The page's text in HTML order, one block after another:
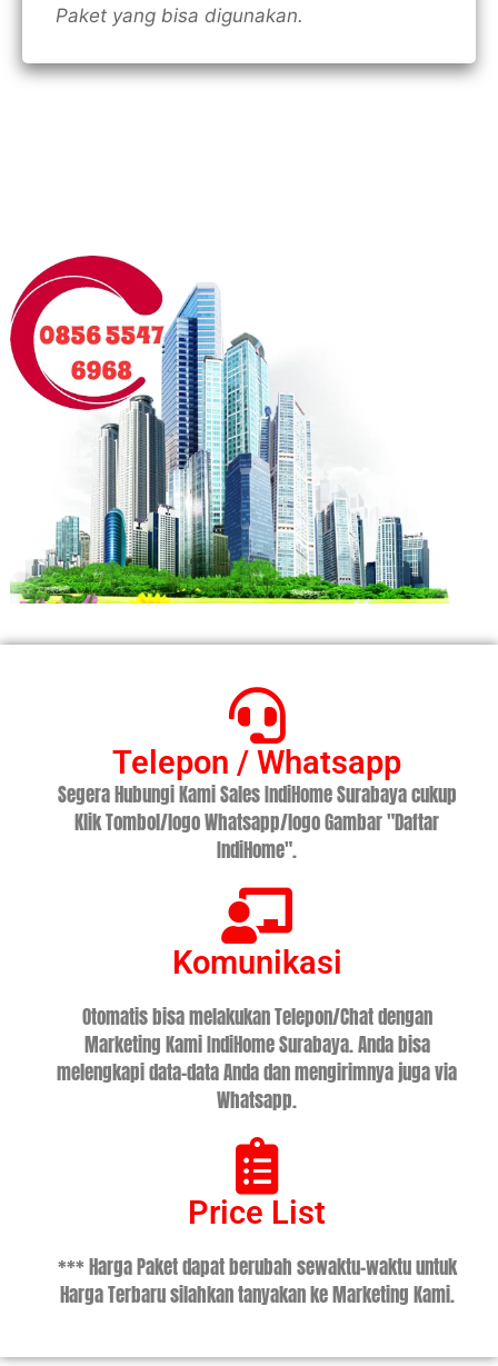
Paket yang bisa digunakan.
Telepon / Whatsapp
Segera Hubungi Kami Sales IndiHome Surabaya cukup
Klik Tombol/logo Whatsapp/logo Gambar "Daftar
IndiHome".
Komunikasi
Otomatis bisa melakukan Telepon/Chat dengan
Marketing Kami IndiHome Surabaya. Anda bisa
melengkapi data-data Anda dan mengirimnya juga via
Whatsapp.
Price List
*** Harga Paket dapat berubah sewaktu-waktu untuk
Harga Terbaru silahkan tanyakan ke Marketing Kami.